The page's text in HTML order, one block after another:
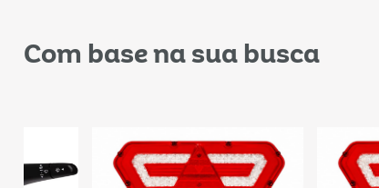
Com base na sua busca